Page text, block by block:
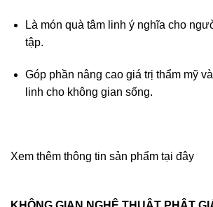
Là món quà tâm linh ý nghĩa cho
tập.
Góp phần nâng cao giá trị thẩm mỹ
linh cho không gian sống.
Xem thêm thông tin sản phẩm tại đây